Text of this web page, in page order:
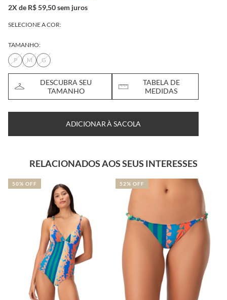
2X de R$ 59,50 sem juros
SELECIONE A COR:
TAMANHO:
P
M G
DESCUBRA SEU
TAMANHO
TABELA DE
MEDIDAS
ADICIONAR À SACOLA
RELACIONADOS AOS SEUS INTERESSES
50% OFF